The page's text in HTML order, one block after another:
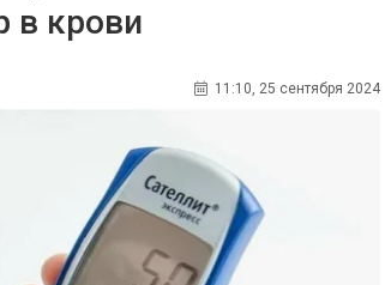
в крови
11:10, 25 сентября 2024